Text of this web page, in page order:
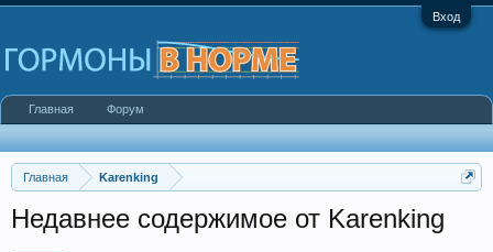
Вход
Главная Karenking
Недавнее содержимое от Karenking
Главная Форум